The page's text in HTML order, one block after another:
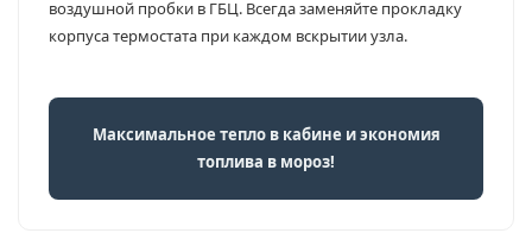
воздушной пробки в ГБЦ. Всегда заменяйте прокладку
корпуса термостата при каждом вскрытии узла.
Максимальное тепло в кабине и экономия
топлива в мороз!